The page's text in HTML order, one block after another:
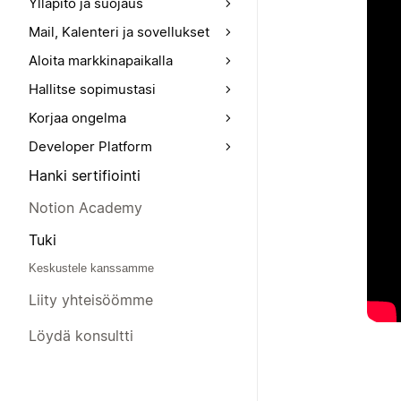
Mail, Kalenteri ja sovellukset
Aloita markkinapaikalla
Hallitse sopimustasi
Korjaa ongelma
Developer Platform
Hanki sertifiointi
Notion Academy
Tuki
Keskustele kanssamme
Liity yhteisöömme
Löydä konsultti